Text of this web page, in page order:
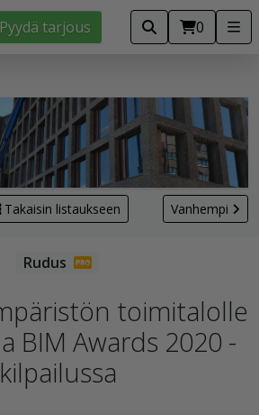
Pyydä tarjous 0
Takaisin listaukseen Vanhempi
toimitalolle
BIM Awards 2020 -
kilpailussa